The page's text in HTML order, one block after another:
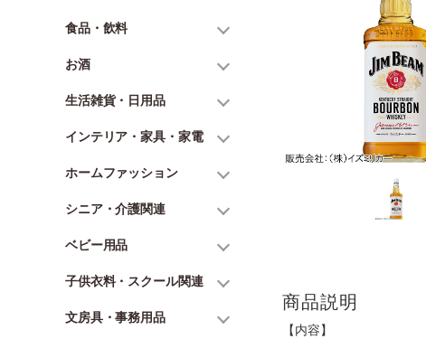
食品・飲料
お酒
生活雑貨・日用品
インテリア・家具・家電
ホームファッション
シニア・介護関連
ベビー用品
子供衣料・スクール関連
文房具・事務用品
商品説明
【内容】